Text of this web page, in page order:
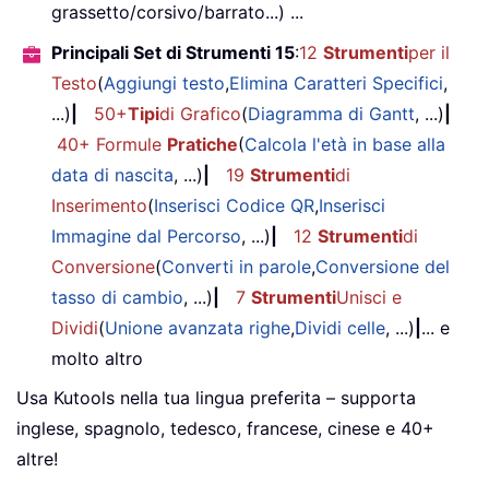
grassetto/corsivo/barrato...) ...
Principali Set di Strumenti 15:12 Strumentiper il
Testo(Aggiungi testo,Elimina Caratteri Specifici,
...)
50+Tipidi Grafico(Diagramma di Gantt, ...)
40+ Formule Pratiche(Calcola l'età in base alla
data di nascita, ...) 19 Strumentidi
Inserimento(Inserisci Codice QR,Inserisci
Immagine dal Percorso, ...) 12 Strumentidi
Conversione(Converti in parole,Conversione del
tasso di cambio, ...) 7 StrumentiUnisci e
Dividi(Unione avanzata righe,Dividi celle, ...) ... e
molto altro
Usa Kutools nella tua lingua preferita – supporta
inglese, spagnolo, tedesco, francese, cinese e 40+
altre!